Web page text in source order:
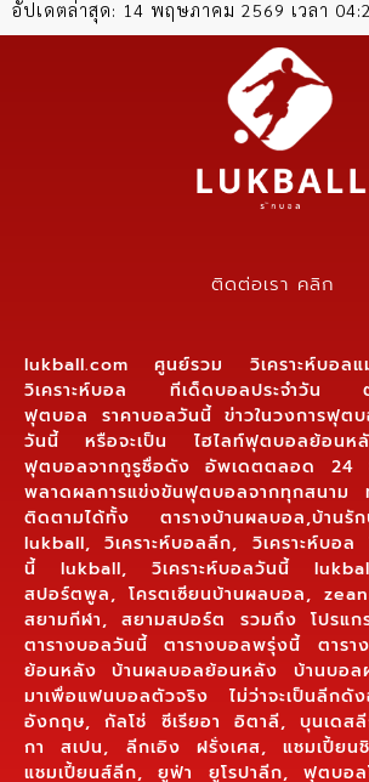
อัปเดตล่าสุด: 14 พฤษภาคม 2569 เวลา
ติดต่อเรา คลิก
lukball.com ศูนย์รวม วิเคราะห์บอล
วิเคราะห์บอล ทีเด็ดบอลประจำวัน ต
ฟุตบอล ราคาบอลวันนี้ ข่าวในวงการฟุต
วันนี้ หรือจะเป็น ไฮไลท์ฟุตบอลย้อนห
ฟุตบอลจากกูรูชื่อดัง อัพเดตตลอด 24
พลาดผลการแข่งขันฟุตบอลจากทุกสนา
ติดตามได้ทั้ง ตารางบ้านผลบอล,บ้าน
lukball, วิเคราะห์บอลลีก, วิเคราะห์บอ
นี้ lukball, วิเคราะห์บอลวันนี้
สปอร์ตพูล, โครตเซียนบ้านผลบอล,
สยามกีฬา, สยามสปอร์ต รวมถึง โปรแก
ตารางบอลวันนี้ ตารางบอลพรุ่งนี้ ตาร
ย้อนหลัง บ้านผลบอลย้อนหลัง บ้านบอ
มาเพื่อแฟนบอลตัวจริง ไม่ว่าจะเป็นลีกดั
อังกฤษ, กัลโช่ ซีเรียอา อิตาลี, บุนเดส
กา สเปน, ลีกเอิง ฝรั่งเศส, แชมเปี้ย
แชมเปี้ยนส์ลีก, ยูฟ่า ยูโรปาลีก, ฟุตบอ